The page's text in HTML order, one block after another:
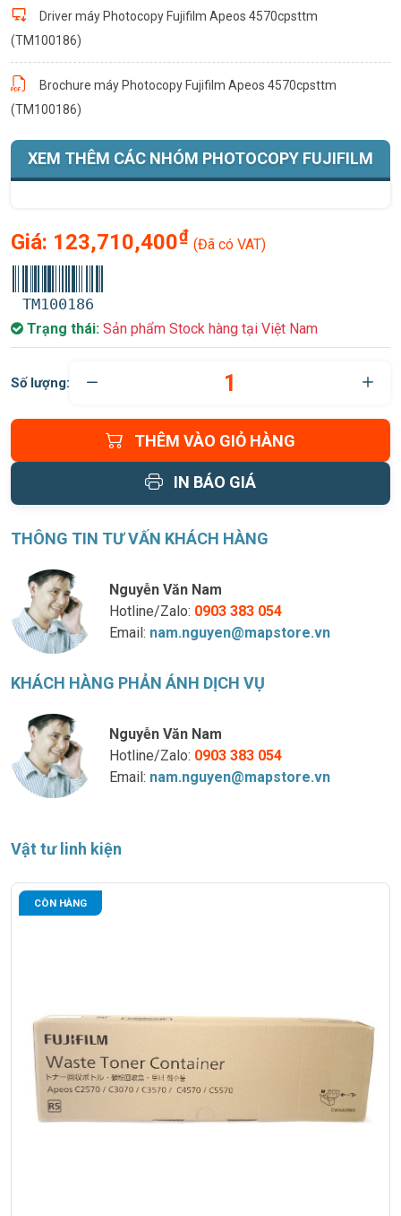
Driver máy Photocopy Fujifilm Apeos 4570cpsttm
(TM100186)
Brochure máy Photocopy Fujifilm Apeos 4570cpsttm
(TM100186)
XEM THÊM CÁC NHÓM PHOTOCOPY FUJIFILM
Giá: 123,710,400₫ (Đã có VAT)
TM100186
Trạng thái: Sản phẩm Stock hàng tại Việt Nam
Số lượng:
THÊM VÀO GIỎ HÀNG
IN BÁO GIÁ
THÔNG TIN TƯ VẤN KHÁCH HÀNG
Nguyễn Văn Nam
Hotline/Zalo: 0903 383 054
Email: nam.nguyen@mapstore.vn
KHÁCH HÀNG PHẢN ÁNH DỊCH VỤ
Nguyễn Văn Nam
Hotline/Zalo: 0903 383 054
Email: nam.nguyen@mapstore.vn
Vật tư linh kiện
CÒN HÀNG